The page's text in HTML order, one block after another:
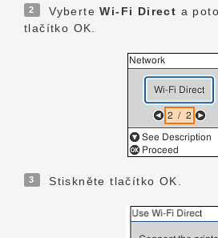
2 VyberteWi-Fi Direct a
tlačítko OK.
3 Stiskněte tlačítko OK.